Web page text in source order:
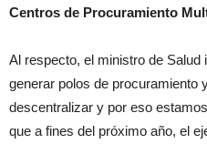
Centros de Procuramiento
Al respecto, el ministro de Salud
generar polos de procuramiento
descentralizar y por eso
que a fines del próximo año, el